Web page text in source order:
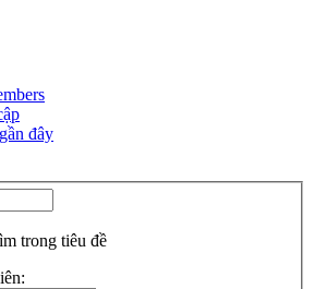
đây
trong tiêu đề